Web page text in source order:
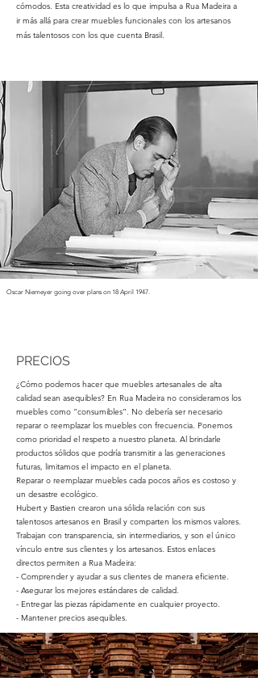
cómodos. Esta creatividad es lo que impulsa a Rua Madeira a
ir más allá para crear muebles funcionales con los artesanos
más talentosos con los que cuenta Brasil.
Oscar Niemeyer going over plans on 18 April 1947.
PRECIOS
¿Cómo podemos hacer que muebles artesanales de alta
calidad sean asequibles? En Rua Madeira no consideramos los
muebles como “consumibles”. No debería ser necesario
reparar o reemplazar los muebles con frecuencia. Ponemos
como prioridad el respeto a nuestro planeta. Al brindarle
productos sólidos que podría transmitir a las generaciones
futuras, limitamos el impacto en el planeta.
Reparar o reemplazar muebles cada pocos años es costoso y
un desastre ecológico.
Hubert y Bastien crearon una sólida relación con sus
talentosos artesanos en Brasil y comparten los mismos valores.
Trabajan con transparencia, sin intermediarios, y son el único
vínculo entre sus clientes y los artesanos. Estos enlaces
directos permiten a Rua Madeira:
- Comprender y ayudar a sus clientes de manera eficiente.
- Asegurar los mejores estándares de calidad.
- Entregar las piezas rápidamente en cualquier proyecto.
- Mantener precios asequibles.